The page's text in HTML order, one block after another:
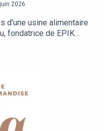
2026
d'une usine alimentaire
fondatrice de EPIK
et marinés prêts-à-
ses